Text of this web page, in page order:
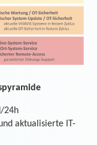
24h
aktualisierte IT-